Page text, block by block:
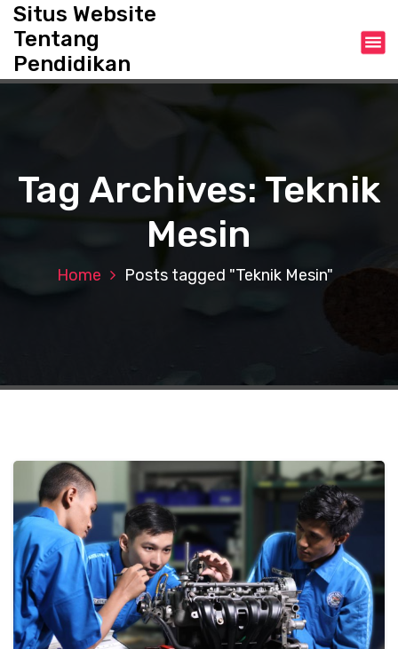
t
Situs Website
Tentang
Pendidikan
Tag Archives: Teknik
Mesin
Home Posts tagged "Teknik Mesin"